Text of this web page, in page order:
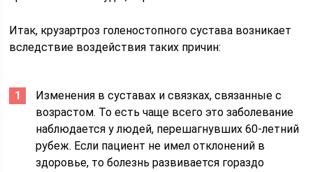
Итак, крузартроз голеностопного сустава возникает
вследствие воздействия таких причин:
Изменения в суставах и связках, связанные с
возрастом. То есть чаще всего это заболевание
наблюдается у людей, перешагнувших 60-летний
рубеж. Если пациент не имел отклонений в
здоровье, то болезнь развивается гораздо